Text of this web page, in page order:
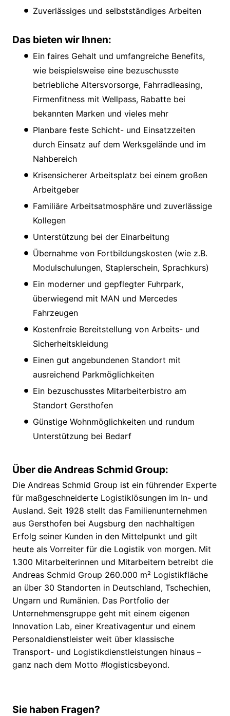
Zuverlässiges und selbstständiges Arbeiten
Das bieten wir Ihnen:
Ein faires Gehalt und umfangreiche Benefits,
wie beispielsweise eine bezuschusste
betriebliche Altersvorsorge, Fahrradleasing,
Firmenfitness mit Wellpass, Rabatte bei
bekannten Marken und vieles mehr
Planbare feste Schicht- und Einsatzzeiten
durch Einsatz auf dem Werksgelände und im
Nahbereich
Krisensicherer Arbeitsplatz bei einem großen
Arbeitgeber
Familiäre Arbeitsatmosphäre und zuverlässige
Kollegen
Unterstützung bei der Einarbeitung
Übernahme von Fortbildungskosten (wie z.B.
Modulschulungen, Staplerschein, Sprachkurs)
Ein moderner und gepflegter Fuhrpark,
überwiegend mit MAN und Mercedes
Fahrzeugen
Kostenfreie Bereitstellung von Arbeits- und
Sicherheitskleidung
Einen gut angebundenen Standort mit
ausreichend Parkmöglichkeiten
Ein bezuschusstes Mitarbeiterbistro am
Standort Gersthofen
Günstige Wohnmöglichkeiten und rundum
Unterstützung bei Bedarf
Über die Andreas Schmid Group:
Die Andreas Schmid Group ist ein führender Experte
für maßgeschneiderte Logistiklösungen im In- und
Ausland. Seit 1928 stellt das Familienunternehmen
aus Gersthofen bei Augsburg den nachhaltigen
Erfolg seiner Kunden in den Mittelpunkt und gilt
heute als Vorreiter für die Logistik von morgen. Mit
1.300 Mitarbeiterinnen und Mitarbeitern betreibt die
Andreas Schmid Group 260.000 m² Logistikfläche
an über 30 Standorten in Deutschland, Tschechien,
Ungarn und Rumänien. Das Portfolio der
Unternehmensgruppe geht mit einem eigenen
Innovation Lab, einer Kreativagentur und einem
Personaldienstleister weit über klassische
Transport- und Logistikdienstleistungen hinaus –
ganz nach dem Motto #logisticsbeyond.
Sie haben Fragen?